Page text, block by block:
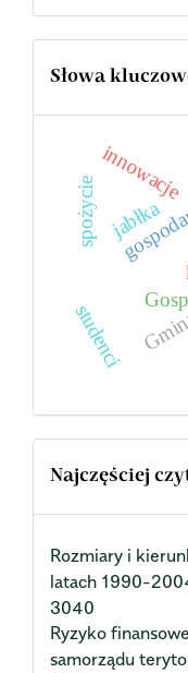
Słowa
innowacje
spożycie jabłka
studenci
Najczęściej
Rozmiary i
latach 1990-
3040
Ryzyko
samorządu